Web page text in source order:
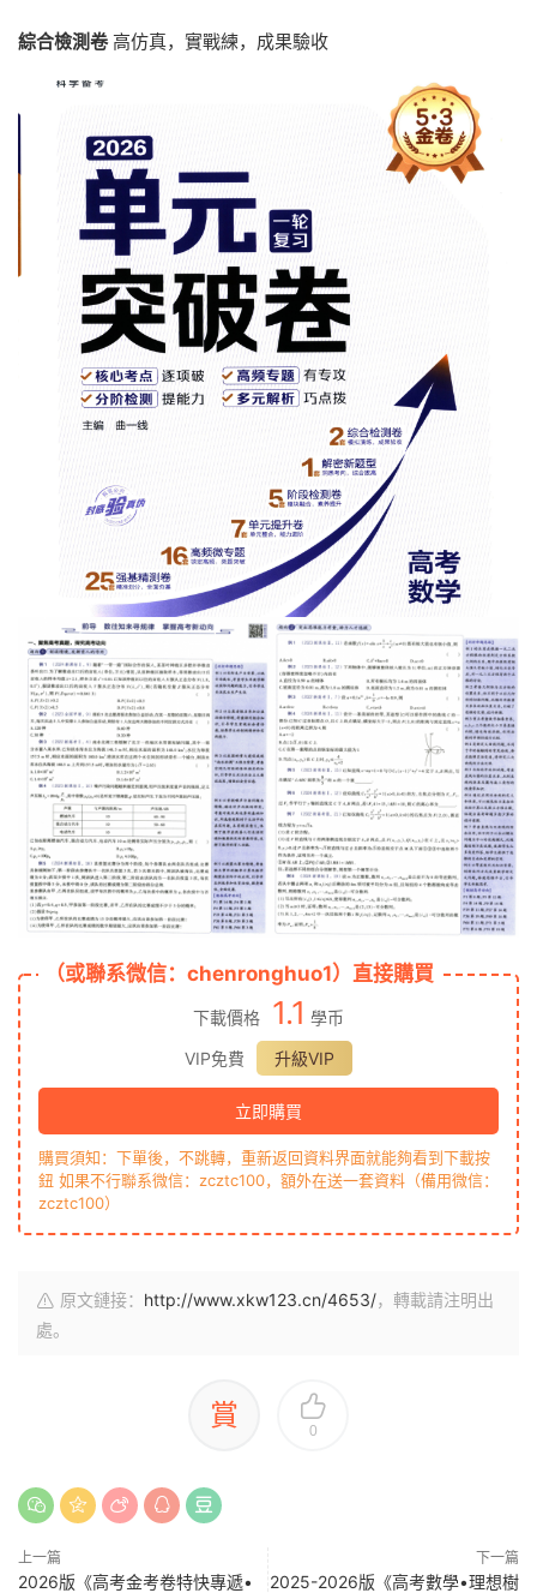
綜合檢測卷高仿真，實戰練，成果驗收
（或聯系微信：chenronghuo1）直接購買
下載價格 1.1 學币
VIP免費
升級VIP
立即購買
購買須知：下單後，不跳轉，重新返回資料界面就能夠看到下載按
鈕 如果不行聯系微信：zcztc100，額外在送一套資料（備用微信：
zcztc100）
原文鏈接： http://www.xkw123.cn/4653/，轉載請注明出
處。
賞 0
上一篇
2026版《高考金考卷特快專遞•
下一篇
2025-2026版《高考數學•理想樹